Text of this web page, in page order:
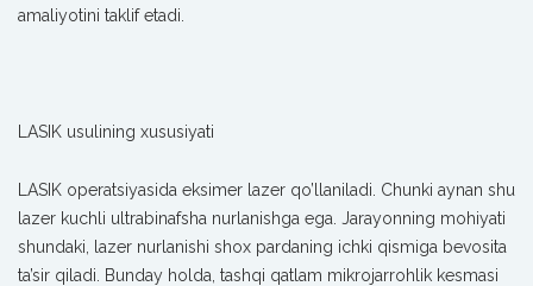
amaliyotini taklif etadi.
LASIK usulining xususiyati
LASIK operatsiyasida eksimer lazer qo’llaniladi. Chunki aynan shu
lazer kuchli ultrabinafsha nurlanishga ega. Jarayonning mohiyati
shundaki, lazer nurlanishi shox pardaning ichki qismiga bevosita
ta’sir qiladi. Bunday holda, tashqi qatlam mikrojarrohlik kesmasi